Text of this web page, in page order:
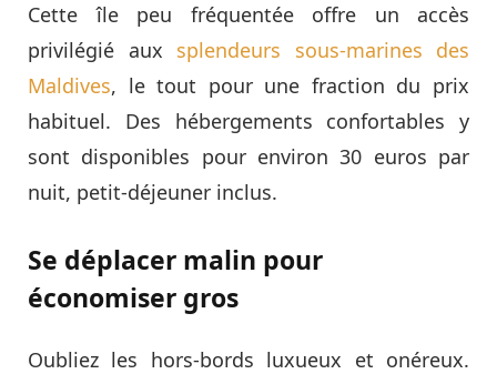
Cette île peu fréquentée offre un accès
privilégié aux splendeurs sous-marines des
Maldives, le tout pour une fraction du prix
habituel. Des hébergements confortables y
sont disponibles pour environ 30 euros par
nuit, petit-déjeuner inclus.
Se déplacer malin pour
économiser gros
Oubliez les hors-bords luxueux et onéreux.